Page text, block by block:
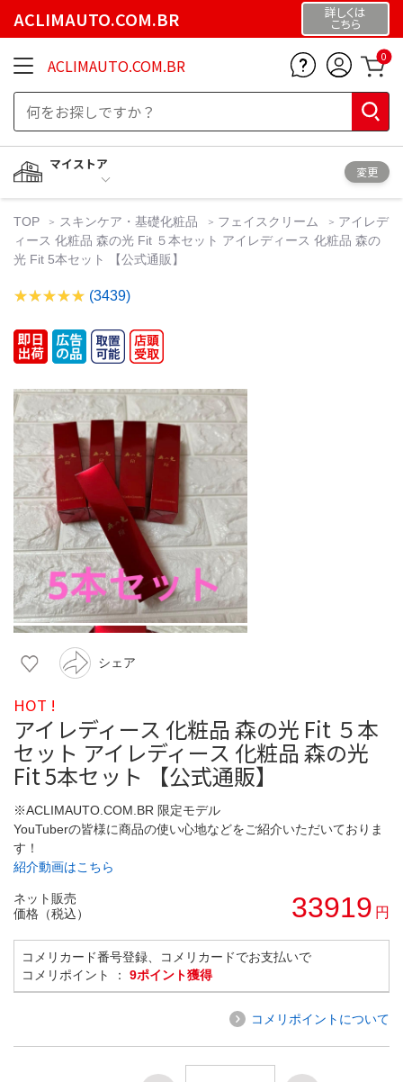
ACLIMAUTO.COM.BR 詳しくは
こちら
ACLIMAUTO.COM.BR 0
マイストア
変更
TOP スキンケア・基礎化粧品 フェイスクリーム
アイレデ
ィース 化粧品 森の光 Fit ５本セット アイレディース 化粧品 森の
光 Fit 5本セット 【公式通販】
(3439)
シェア
HOT !
アイレディース 化粧品 森の光 Fit ５本
セット アイレディース 化粧品 森の光
Fit 5本セット 【公式通販】
※ACLIMAUTO.COM.BR 限定モデル
YouTuberの皆様に商品の使い心地などをご紹介いただいておりま
す！
紹介動画はこちら
ネット販売
価格（税込）
33919 円
コメリカード番号登録、コメリカードでお支払いで
コメリポイント ： 9ポイント獲得
コメリポイントについて